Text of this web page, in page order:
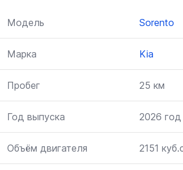
Модель Sorento
Марка Kia
Пробег 25 км
Год выпуска 2026
Объём двигателя 2151